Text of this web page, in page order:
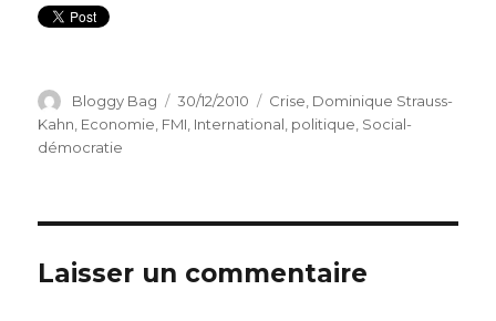
Auteur
Bloggy Bag
Publié
le
30/12/2010 Catégories
Crise Dominique Strauss-
Kahn Economie FMI International politique Social-
démocratie
Laisser un commentaire